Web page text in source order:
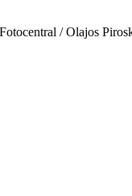
Fotocentral / Olajos